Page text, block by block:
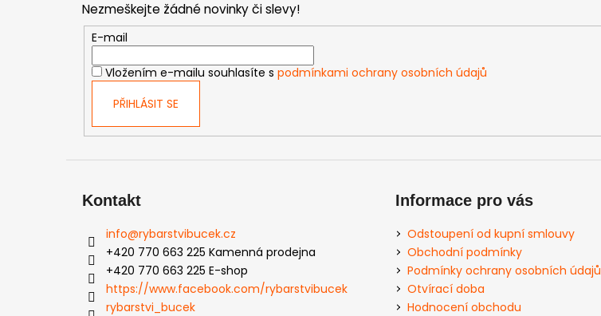
Nezmeškejte žádné novinky či slevy!
E-mail
Vložením e-mailu souhlasíte s podmínkami ochrany osobních údajů
PŘIHLÁSIT SE
Kontakt
info@rybarstvibucek.cz
+420 770 663 225 Kamenná prodejna
+420 770 663 225 E-shop
https://www.facebook.com/rybarstvibucek
rybarstvi_bucek
Informace pro vás
Odstoupení od kupní smlouvy
Obchodní podmínky
Podmínky ochrany osobních údajů
Otvírací doba
Hodnocení obchodu